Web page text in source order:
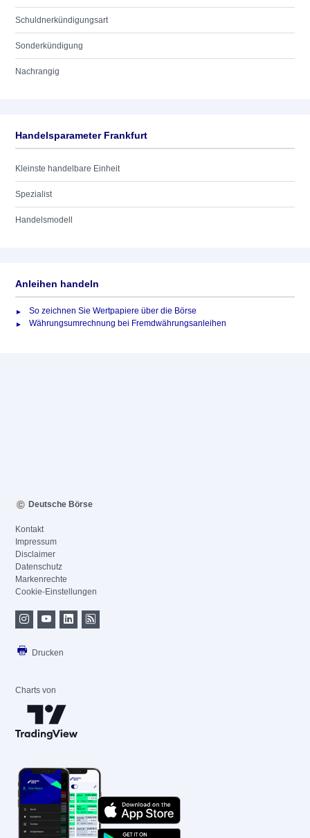
Schuldnerkündigungsart
Sonderkündigung
Nachrangig
Handelsparameter Frankfurt
Kleinste handelbare Einheit
Spezialist
Handelsmodell
Anleihen handeln
So zeichnen Sie Wertpapiere über die Börse
Währungsumrechnung bei Fremdwährungsanleihen
Deutsche Börse
Kontakt
Impressum
Disclaimer
Datenschutz
Markenrechte
Cookie-Einstellungen
Drucken
Charts von